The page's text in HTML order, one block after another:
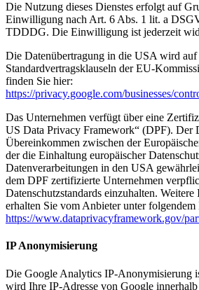
Die Nutzung dieses Dienstes erfolgt auf
Einwilligung nach Art. 6 Abs. 1 lit. a
TDDDG. Die Einwilligung ist jederzeit
Die Datenübertragung in die USA wird auf
Standardvertragsklauseln der EU-
finden Sie hier:
https://privacy.google.com/businesses/
Das Unternehmen verfügt über eine
US Data Privacy Framework“ (DPF). Der
Übereinkommen zwischen der
der die Einhaltung europäischer
Datenverarbeitungen in den USA
dem DPF zertifizierte Unternehmen
Datenschutzstandards einzuhalten.
erhalten Sie vom Anbieter unter
https://www.dataprivacyframework.gov/
IP Anonymisierung
Die Google Analytics IP-Anonymisierung
wird Ihre IP-Adresse von Google